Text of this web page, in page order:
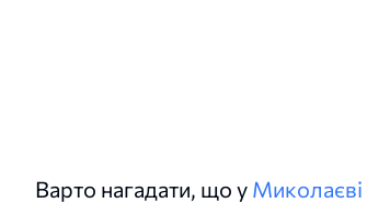
Варто нагадати, що у Миколаєві